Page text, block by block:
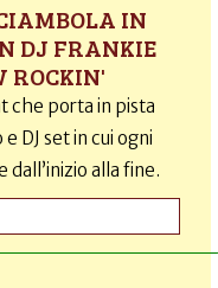
IN
DJ FRANKIE
ROCKIN'
che porta in pista
DJ set in cui ogni
dall’inizio alla fine.